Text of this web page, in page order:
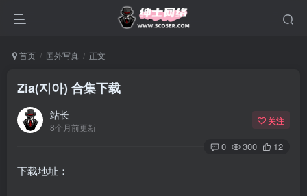
首页 国外写真 正文
Zia(지아) 合集下载
站长
8个月前更新
关注
0 300 12
下载地址：